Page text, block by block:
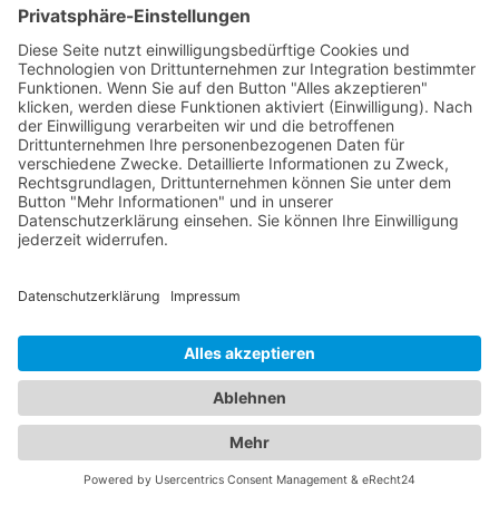
ideale Hotel - Unser
Branchenportal macht es
möglich
In unserem umfassenden Branchenportal finden
Sie nicht nur alle Informationen rund um
zuverlässige Abschleppdienste, sondern auch
detaillierte Einblicke in erstklassige Hotels. Wir
bieten Ihnen eine vielseitige Plattform, um sowohl
Weißwasser / Oberlausitz
Erfahren Sie mehr über die verschiedenen
Abschleppdienste in Ihrer Region. Unsere
Datenbank enthält eine Auswahl an
professionellen Anbietern, die Ihnen im Falle einer
Fahrzeugpanne oder eines Unfalls schnell und
effizient helfen. Informieren Sie sich über ihre